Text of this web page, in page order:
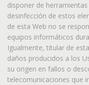
disponer de
desinfección de estos
de esta Web no se
equipos informáticos
Igualmente, titular de
daños producidos a los
su origen en fallos o
telecomunicaciones que